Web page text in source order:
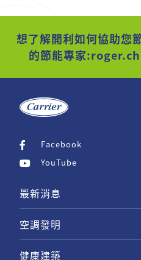
想了解開利如何協助您
的節能專家:
Facebook
YouTube
最新消息
空調發明
健康建築